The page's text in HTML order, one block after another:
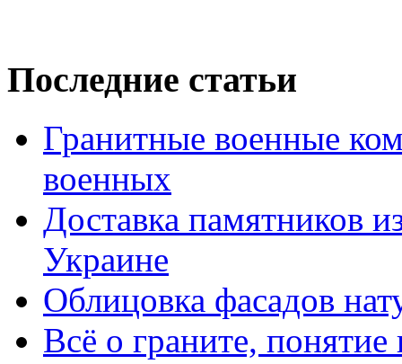
Последние статьи
Гранитные военные
военных
Доставка памятников
Украине
Облицовка фасадов
Всё о граните,